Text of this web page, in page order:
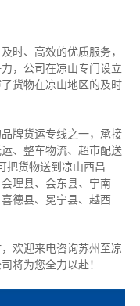
时、高效的优质服务，
，公司在凉山专门设立
货物在凉山地区的及时
牌货运专线之一， 承接
、整车物流、超市配送
把货物送到凉山西昌
理县、会东县、宁南
德县、冕宁县、越西
欢迎来电咨询苏州至凉
将为您全力以赴！